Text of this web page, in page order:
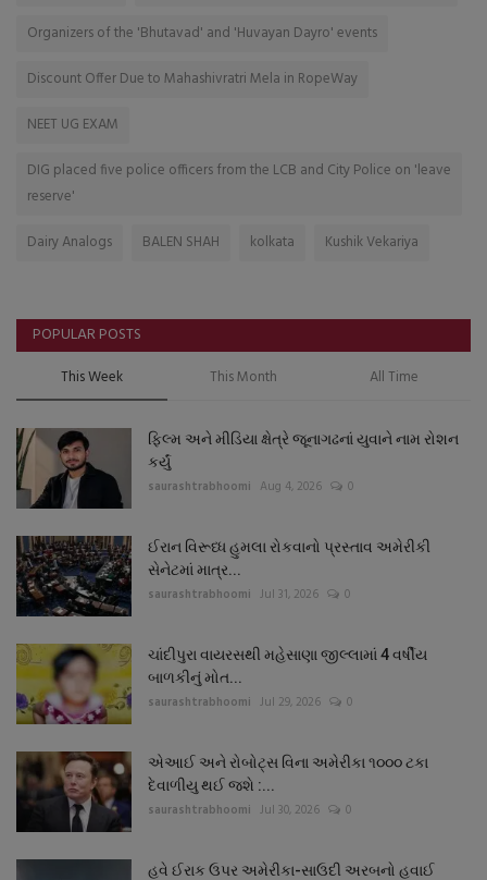
Organizers of the 'Bhutavad' and 'Huvayan Dayro' events
Discount Offer Due to Mahashivratri Mela in RopeWay
NEET UG EXAM
DIG placed five police officers from the LCB and City Police on 'leave
reserve'
Dairy Analogs
BALEN SHAH kolkata Kushik Vekariya
POPULAR POSTS
This Week This Month All Time
ફિલ્મ અને મીડિયા ક્ષેત્રે જૂનાગઢનાં યુવાને નામ રોશન
કર્યું
saurashtrabhoomi Aug 4, 2026 0
ઈરાન વિરૂધ્ધ હુમલા રોકવાનો પ્રસ્તાવ અમેરીકી
સેનેટમાં માત્ર...
saurashtrabhoomi Jul 31, 2026 0
ચાંદીપુરા વાયરસથી મહેસાણા જીલ્લામાં 4 વર્ષીય
બાળકીનું મોત...
saurashtrabhoomi Jul 29, 2026 0
એઆઈ અને રોબોટ્સ વિના અમેરીકા ૧૦૦૦ ટકા
દેવાળીયુ થઈ જશે :...
saurashtrabhoomi Jul 30, 2026 0
હવે ઈરાક ઉપર અમેરીકા-સાઉદી અરબનો હવાઈ